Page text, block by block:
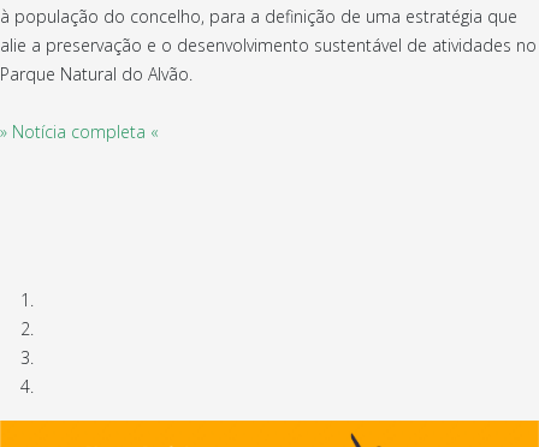
à população do concelho, para a definição de uma estratégia que
alie a preservação e o desenvolvimento sustentável de atividades no
Parque Natural do Alvão.
» Notícia completa «